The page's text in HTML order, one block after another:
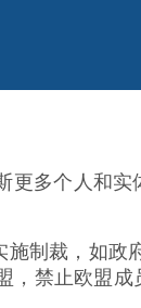
更多个人和实
施制裁，如政
，禁止欧盟成